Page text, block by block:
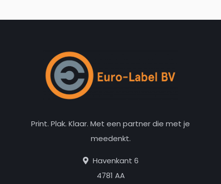
Print. Plak. Klaar. Met een partner die met je
meedenkt.
Havenkant 6
4781 AA